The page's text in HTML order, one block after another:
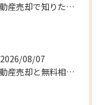
不動産売却で知りたい兵庫県伊丹市マンションの手取り額と5年ルールの活用法
2026/08/07
不動産売却と無料相談を兵庫県伊丹市で安心して進める窓口・支援制度の徹底ガイド